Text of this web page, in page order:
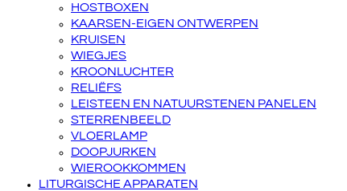
HOSTBOXEN
KAARSEN-EIGEN ONTWERPEN
KRUISEN
WIEGJES
KROONLUCHTER
RELIËFS
LEISTEEN EN NATUURSTENEN PANELEN
STERRENBEELD
VLOERLAMP
DOOPJURKEN
WIEROOKKOMMEN
LITURGISCHE APPARATEN